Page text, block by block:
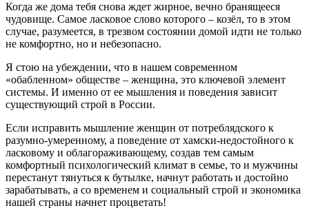
Когда же дома тебя снова ждет жирное, вечно бранящееся
чудовище. Самое ласковое слово которого – козёл, то в этом
случае, разумеется, в трезвом состоянии домой идти не только
не комфортно, но и небезопасно.
Я стою на убеждении, что в нашем современном
«обабленном» обществе – женщина, это ключевой элемент
системы. И именно от ее мышления и поведения зависит
существующий строй в России.
Если исправить мышление женщин от потреблядского к
разумно-умеренному, а поведение от хамски-недостойного к
ласковому и облагораживающему, создав тем самым
комфортный психологический климат в семье, то и мужчины
перестанут тянуться к бутылке, начнут работать и достойно
зарабатывать, а со временем и социальный строй и экономика
нашей страны начнет процветать!